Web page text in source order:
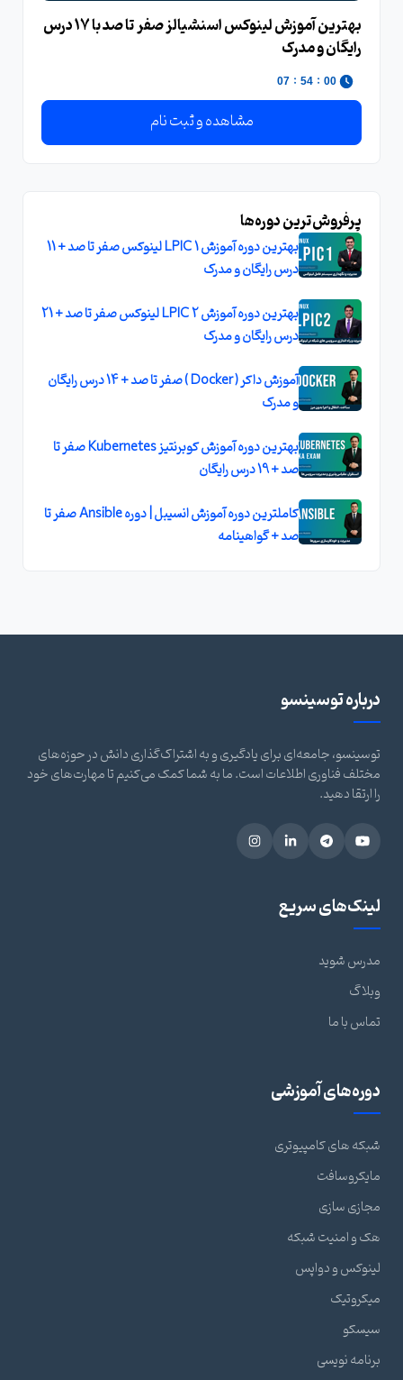
بهترین آموزش لینوکس اسنشیالز صفر تا صد با 17 درس
رایگان و مدرک
00
:
54
:
06
مشاهده و ثبت نام
پرفروش‌ترین دوره‌ها
بهترین دوره آموزش LPIC 1 لینوکس صفر تا صد + 11
درس رایگان و مدرک
بهترین دوره آموزش LPIC 2 لینوکس صفر تا صد + 21
درس رایگان و مدرک
آموزش داکر ( Docker ) صفر تا صد + 14 درس رايگان
و مدرک
بهترين دوره آموزش کوبرنتيز Kubernetes صفر تا
صد + 19 درس رايگان
کاملترين دوره آموزش انسيبل | دوره Ansible صفر تا
صد + گواهينامه
درباره توسینسو
توسینسو، جامعه‌ای برای یادگیری و به اشتراک‌گذاری دانش در حوزه‌های
مختلف فناوری اطلاعات است. ما به شما کمک می‌کنیم تا مهارت‌های خود
را ارتقا دهید.
لینک‌های سریع
مدرس شوید
وبلاگ
تماس با ما
دوره‌های آموزشی
شبکه های کامپیوتری
مایکروسافت
مجازی سازی
هک و امنیت شبکه
لینوکس و دواپس
میکروتیک
سیسکو
برنامه نویسی